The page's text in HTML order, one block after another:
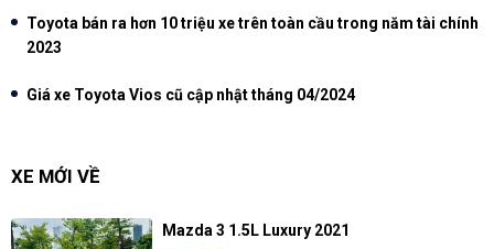
Toyota bán ra hơn 10 triệu xe trên toàn cầu trong năm tài chính
2023
Giá xe Toyota Vios cũ cập nhật tháng 04/2024
XE MỚI VỀ
Mazda 3 1.5L Luxury 2021